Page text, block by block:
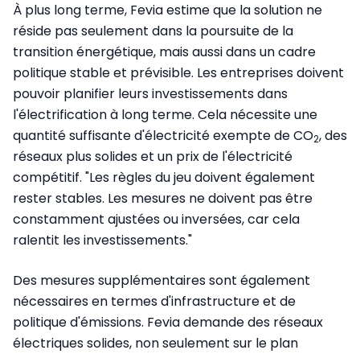
À plus long terme, Fevia estime que la solution ne
réside pas seulement dans la poursuite de la
transition énergétique, mais aussi dans un cadre
politique stable et prévisible. Les entreprises doivent
pouvoir planifier leurs investissements dans
l'électrification à long terme. Cela nécessite une
quantité suffisante d'électricité exempte de CO2, des
réseaux plus solides et un prix de l'électricité
compétitif. "Les règles du jeu doivent également
rester stables. Les mesures ne doivent pas être
constamment ajustées ou inversées, car cela
ralentit les investissements."
Des mesures supplémentaires sont également
nécessaires en termes d'infrastructure et de
politique d'émissions. Fevia demande des réseaux
électriques solides, non seulement sur le plan